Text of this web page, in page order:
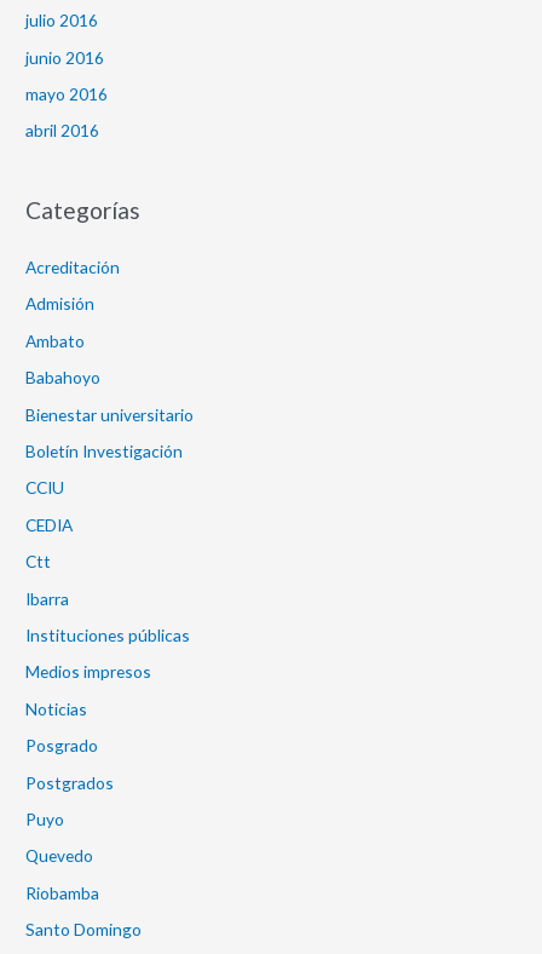
julio 2016
junio 2016
mayo 2016
abril 2016
Categorías
Acreditación
Admisión
Ambato
Babahoyo
Bienestar universitario
Boletín Investigación
CCIU
CEDIA
Ctt
Ibarra
Instituciones públicas
Medios impresos
Noticias
Posgrado
Postgrados
Puyo
Quevedo
Riobamba
Santo Domingo